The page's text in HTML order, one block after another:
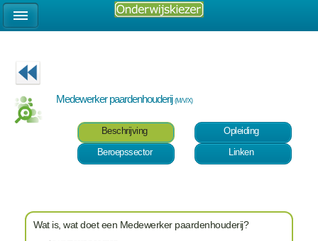
Medewerker paardenhouderij(M/V/X)
Beschrijving
Opleiding
Beroepssector
Linken
Wat is, wat doet een Medewerker paardenhouderij?